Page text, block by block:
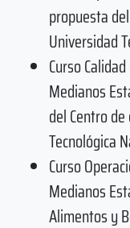
propuesta
Universidad
Curso
Medianos
del Centro
Tecnológica
Curso
Medianos
Alimentos y